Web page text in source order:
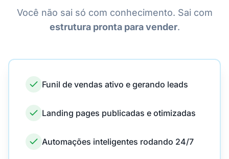
Você não sai só com conhecimento. Sai com
estrutura pronta para vender.
Funil de vendas ativo e gerando leads
Landing pages publicadas e otimizadas
Automações inteligentes rodando 24/7